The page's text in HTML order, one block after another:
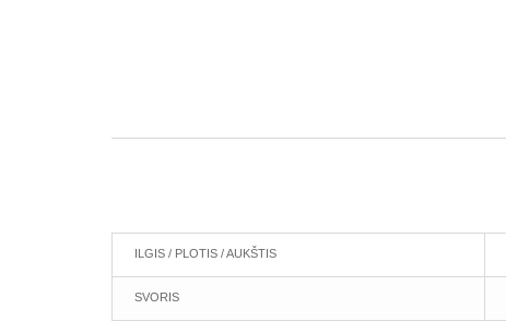
ILGIS / PLOTIS / AUKŠTIS
SVORIS